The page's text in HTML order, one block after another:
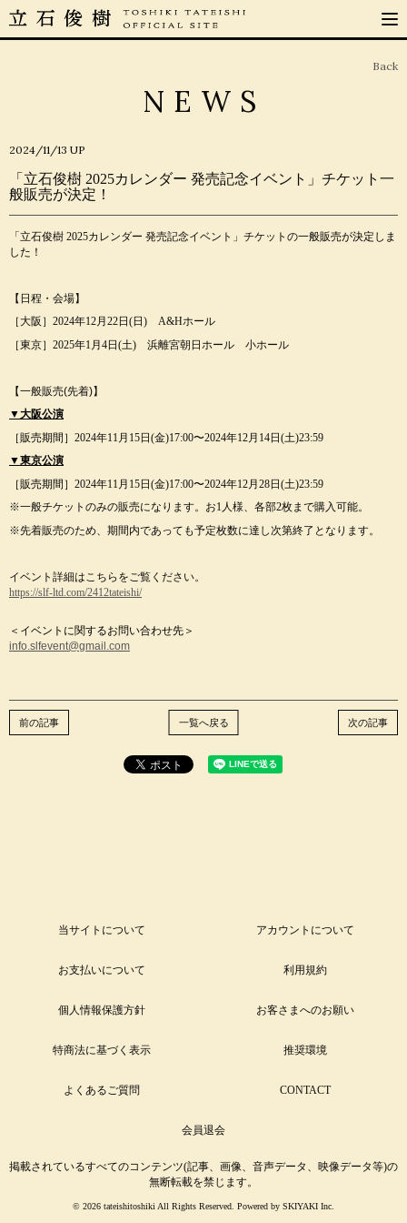
NEWS
Back
2024/11/13 UP
「立石俊樹 2025カレンダー 発売記念イベント」チケット一
般販売が決定！
「立石俊樹 2025カレンダー 発売記念イベント」 チケットの一般販売が決定しま
した！
【日程・会場】
［大阪］2024年12月22日(日) A&Hホール
［東京］2025年1月4日(土) 浜離宮朝日ホール 小ホール
【一般販売(先着)】
▼大阪公演
［販売期間］ 2024年11月15日(金)17:00〜2024年12月14日(土)23:59
▼東京公演
［販売期間］ 2024年11月15日(金)17:00〜2024年12月28日(土)23:59
※一般チケットのみの販売になります。お1人様、 各部2枚まで購入可能。
※先着販売のため、 期間内であっても予定枚数に達し次第終了となります。
イベント詳細はこちらをご覧ください。
https://slf-ltd.com/2412tateishi/
＜イベントに関するお問い合わせ先＞
info.slfevent@gmail.com
次の記事
一覧へ戻る
前の記事
当サイトについて アカウントについて
お支払いについて 利用規約
個人情報保護方針 お客さまへのお願い
特商法に基づく表示 推奨環境
よくあるご質問 CONTACT
会員退会
掲載されているすべてのコンテンツ(記事、画像、音声データ、映像データ等)の
無断転載を禁じます。
© 2026 tateishitoshiki All Rights Reserved. Powered by SKIYAKI Inc.